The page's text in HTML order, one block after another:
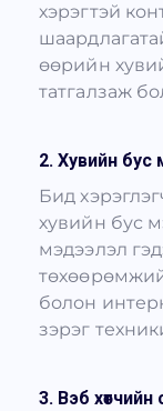
хэрэгтэй
өөрийн
татгалзаж
2. Хувийн бус
Бид
хувийн бус
мэдээлэл
болон
зэрэг
3. Вэб